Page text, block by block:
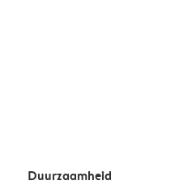
Duurzaamheid